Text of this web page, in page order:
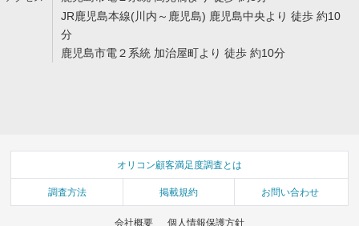
JR鹿児島本線(川内～鹿児島) 鹿児島中央より 徒歩 約10
分
鹿児島市電２系統 加治屋町より 徒歩 約10分
オリコン顧客満足度調査とは
調査方法 掲載規約 お問い合わせ
会社概要 個人情報保護方針